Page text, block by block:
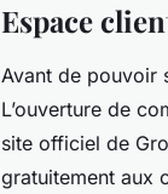
Espace
Avant de pouvoir
L’ouverture de
site officiel de
gratuitement aux